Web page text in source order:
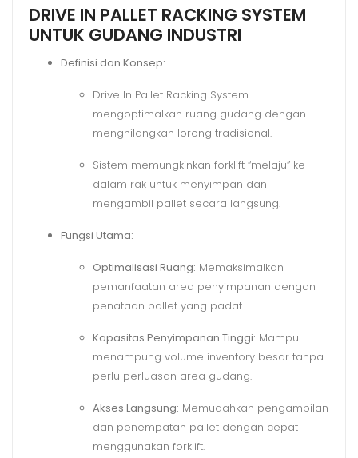
DRIVE IN PALLET RACKING SYSTEM
UNTUK GUDANG INDUSTRI
Definisi dan Konsep:
Drive In Pallet Racking System
mengoptimalkan ruang gudang dengan
menghilangkan lorong tradisional.
Sistem memungkinkan forklift “melaju” ke
dalam rak untuk menyimpan dan
mengambil pallet secara langsung.
Fungsi Utama:
Optimalisasi Ruang: Memaksimalkan
pemanfaatan area penyimpanan dengan
penataan pallet yang padat.
Kapasitas Penyimpanan Tinggi: Mampu
menampung volume inventory besar tanpa
perlu perluasan area gudang.
Akses Langsung: Memudahkan pengambilan
dan penempatan pallet dengan cepat
menggunakan forklift.